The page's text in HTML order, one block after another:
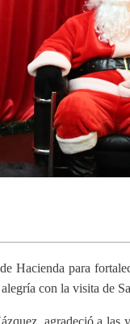
Hacienda para
con la visita de
agradeció a las